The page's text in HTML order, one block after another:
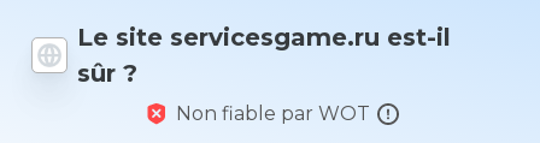
Le site servicesgame.ru est-il
sûr ?
Non fiable par WOT
vous à ce
site ?